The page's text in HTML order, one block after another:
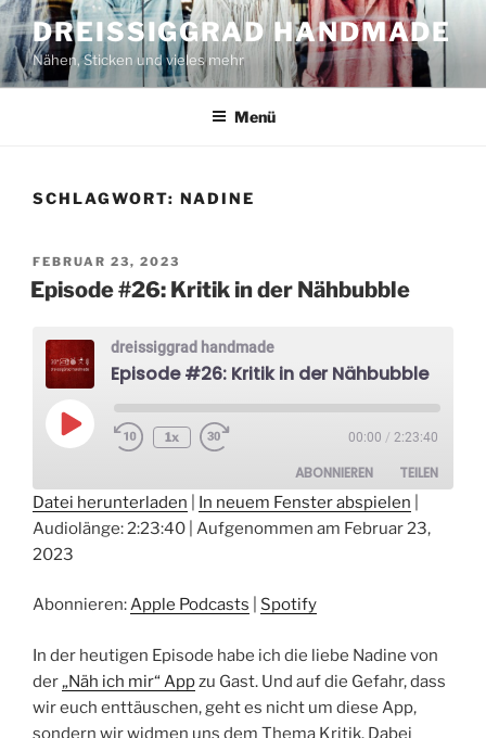
Zum
Inhalt
springen
DREISSIGGRAD HANDMADE
Nähen, Sticken und vieles mehr
Menü
SCHLAGWORT: NADINE
VERÖFFENTLICHT
AM
FEBRUAR 23, 2023
Episode #26: Kritik in der Nähbubble
dreissiggrad handmade
Episode #26: Kritik in der Nähbubble
Play
Episode
1x 00:00 / 2:23:40
ABONNIEREN TEILEN
Apple Podcasts Spotify
TEILEN
Datei herunterladen In neuem Fenster abspielen
Audiolänge: 2:23:40 Aufgenommen am Februar 23,
2023
Abonnieren:Apple Podcasts Spotify
In der heutigen Episode habe ich die liebe Nadine von
der„Näh ich mir“ Appzu Gast. Und auf die Gefahr, dass
wir euch enttäuschen, geht es nicht um diese App,
sondern wir widmen uns dem Thema Kritik. Dabei